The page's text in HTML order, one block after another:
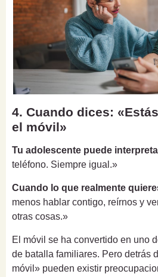
4. Cuando dices:
el móvil»
Tu adolescente puede
teléfono. Siempre igual.»
Cuando lo que realmente
menos hablar contigo, reírnos y
otras cosas.»
El móvil se ha convertido en uno
de batalla familiares. Pero detrás
móvil» pueden existir